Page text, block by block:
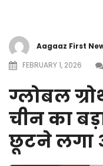
Aagaaz First
FEBRUARY 1, 2026
ग्लोबल
चीन का
छूटने लगा